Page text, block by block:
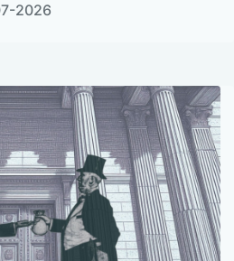
2026